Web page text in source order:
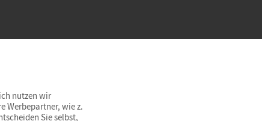
innerhalb Deutschlands
nutzen wir
Werbepartner, wie z.
Sie selbst,